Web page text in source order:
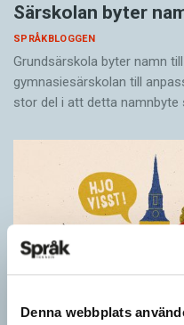
Denna webbplats
Särskolan byter
SPRÅKBLOGGEN
Grundsärskola byter namn
gymnasiesärskolan till
stor del i att detta